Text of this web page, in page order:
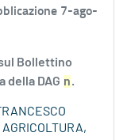
7-ago-
Bollettino
della DAG n.
AGRICOLTURA,